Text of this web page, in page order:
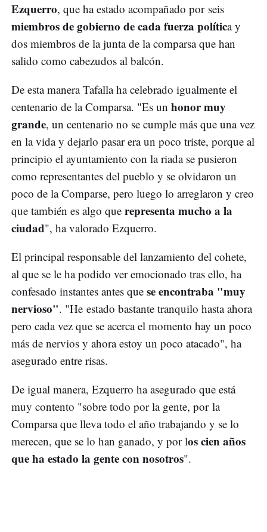
Ezquerro, que ha estado acompañado por seis
miembros de gobierno de cada fuerza política y
dos miembros de la junta de la comparsa que han
salido como cabezudos al balcón.
De esta manera Tafalla ha celebrado igualmente el
centenario de la Comparsa. "Es un honor muy
grande, un centenario no se cumple más que una vez
en la vida y dejarlo pasar era un poco triste, porque al
principio el ayuntamiento con la riada se pusieron
como representantes del pueblo y se olvidaron un
poco de la Comparse, pero luego lo arreglaron y creo
que también es algo que representa mucho a la
ciudad", ha valorado Ezquerro.
El principal responsable del lanzamiento del cohete,
al que se le ha podido ver emocionado tras ello, ha
confesado instantes antes que se encontraba "muy
nervioso". "He estado bastante tranquilo hasta ahora
pero cada vez que se acerca el momento hay un poco
más de nervios y ahora estoy un poco atacado", ha
asegurado entre risas.
De igual manera, Ezquerro ha asegurado que está
muy contento "sobre todo por la gente, por la
Comparsa que lleva todo el año trabajando y se lo
merecen, que se lo han ganado, y por los cien años
que ha estado la gente con nosotros".